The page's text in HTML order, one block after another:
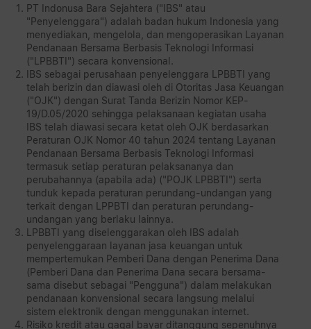
PT Indonusa Bara Sejahtera ("IBS" atau
"Penyelenggara") adalah badan hukum Indonesia yang
menyediakan, mengelola, dan mengoperasikan Layanan
Pendanaan Bersama Berbasis Teknologi Informasi
("LPBBTI") secara konvensional.
IBS sebagai perusahaan penyelenggara LPBBTI yang
telah berizin dan diawasi oleh di Otoritas Jasa Keuangan
("OJK") dengan Surat Tanda Berizin Nomor KEP-
19/D.05/2020 sehingga pelaksanaan kegiatan usaha
IBS telah diawasi secara ketat oleh OJK berdasarkan
Peraturan OJK Nomor 40 tahun 2024 tentang Layanan
Pendanaan Bersama Berbasis Teknologi Informasi
termasuk setiap peraturan pelaksananya dan
perubahannya (apabila ada) ("POJK LPBBTI") serta
tunduk kepada peraturan perundang-undangan yang
terkait dengan LPPBTI dan peraturan perundang-
undangan yang berlaku lainnya.
LPBBTI yang diselenggarakan oleh IBS adalah
penyelenggaraan layanan jasa keuangan untuk
mempertemukan Pemberi Dana dengan Penerima Dana
(Pemberi Dana dan Penerima Dana secara bersama-
sama disebut sebagai "Pengguna") dalam melakukan
pendanaan konvensional secara langsung melalui
sistem elektronik dengan menggunakan internet.
Risiko kredit atau gagal bayar ditanggung sepenuhnya